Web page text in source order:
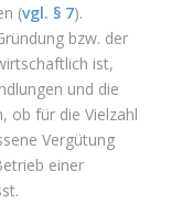
(vgl. § 7).
bzw. der
ist,
und die
ob für die Vielzahl
Vergütung
einer